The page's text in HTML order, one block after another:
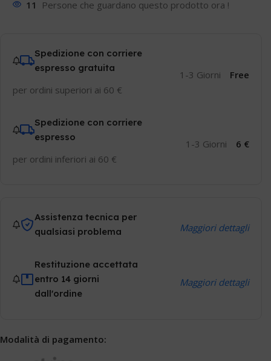
11 Persone che guardano questo prodotto ora !
Spedizione con corriere
espresso gratuita
per ordini superiori ai 60 €
1-3 Giorni Free
Spedizione con corriere
espresso
per ordini inferiori ai 60 €
1-3 Giorni 6 €
Assistenza tecnica per
qualsiasi problema
Maggiori dettagli
Restituzione accettata
entro 14 giorni
dall'ordine
Maggiori dettagli
Modalità di pagamento: